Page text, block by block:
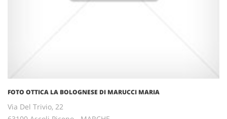
FOTO OTTICA LA BOLOGNESE DI MARUCCI MARIA
Via Del Trivio, 22